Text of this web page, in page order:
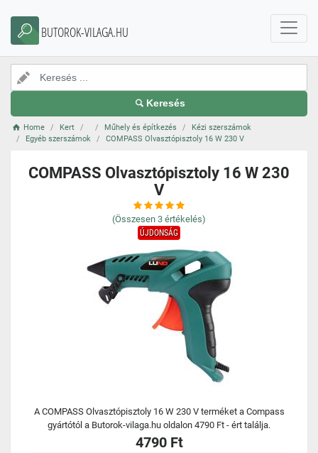
BUTOROK-VILAGA.HU
Keresés
Home Kert Műhely és építkezés
Kézi szerszámok
Egyéb szerszámok
COMPASS Olvasztópisztoly 16 W 230 V
COMPASS Olvasztópisztoly 16 W 230
V
(Összesen 3 értékelés)
ÚJDONSÁG
A COMPASS Olvasztópisztoly 16 W 230 V terméket a Compass
gyártótól a Butorok-vilaga.hu oldalon 4790 Ft - ért találja.
4790 Ft